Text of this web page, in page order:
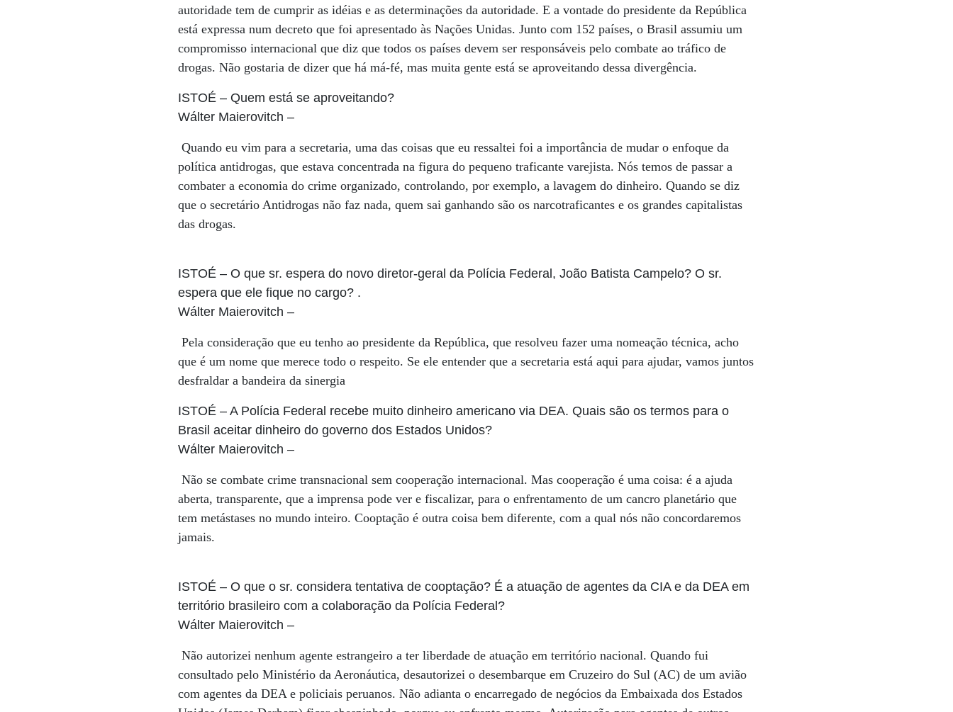
autoridade tem de cumprir as idéias e as determinações da autoridade. E a vontade do presidente da República
está expressa num decreto que foi apresentado às Nações Unidas. Junto com 152 países, o Brasil assumiu um
compromisso internacional que diz que todos os países devem ser responsáveis pelo combate ao tráfico de
drogas. Não gostaria de dizer que há má-fé, mas muita gente está se aproveitando dessa divergência.
ISTOÉ – Quem está se aproveitando?
Wálter Maierovitch –
Quando eu vim para a secretaria, uma das coisas que eu ressaltei foi a importância de mudar o enfoque da
política antidrogas, que estava concentrada na figura do pequeno traficante varejista. Nós temos de passar a
combater a economia do crime organizado, controlando, por exemplo, a lavagem do dinheiro. Quando se diz
que o secretário Antidrogas não faz nada, quem sai ganhando são os narcotraficantes e os grandes capitalistas
das drogas.
ISTOÉ – O que sr. espera do novo diretor-geral da Polícia Federal, João Batista Campelo? O sr.
espera que ele fique no cargo? .
Wálter Maierovitch –
Pela consideração que eu tenho ao presidente da República, que resolveu fazer uma nomeação técnica, acho
que é um nome que merece todo o respeito. Se ele entender que a secretaria está aqui para ajudar, vamos juntos
desfraldar a bandeira da sinergia
ISTOÉ – A Polícia Federal recebe muito dinheiro americano via DEA. Quais são os termos para o
Brasil aceitar dinheiro do governo dos Estados Unidos?
Wálter Maierovitch –
Não se combate crime transnacional sem cooperação internacional. Mas cooperação é uma coisa: é a ajuda
aberta, transparente, que a imprensa pode ver e fiscalizar, para o enfrentamento de um cancro planetário que
tem metástases no mundo inteiro. Cooptação é outra coisa bem diferente, com a qual nós não concordaremos
jamais.
ISTOÉ – O que o sr. considera tentativa de cooptação? É a atuação de agentes da CIA e da DEA em
território brasileiro com a colaboração da Polícia Federal?
Wálter Maierovitch –
Não autorizei nenhum agente estrangeiro a ter liberdade de atuação em território nacional. Quando fui
consultado pelo Ministério da Aeronáutica, desautorizei o desembarque em Cruzeiro do Sul (AC) de um avião
com agentes da DEA e policiais peruanos. Não adianta o encarregado de negócios da Embaixada dos Estados